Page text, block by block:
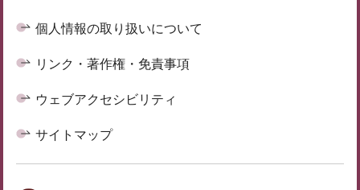
個人情報の取り扱いについて
リンク・著作権・免責事項
ウェブアクセシビリティ
サイトマップ